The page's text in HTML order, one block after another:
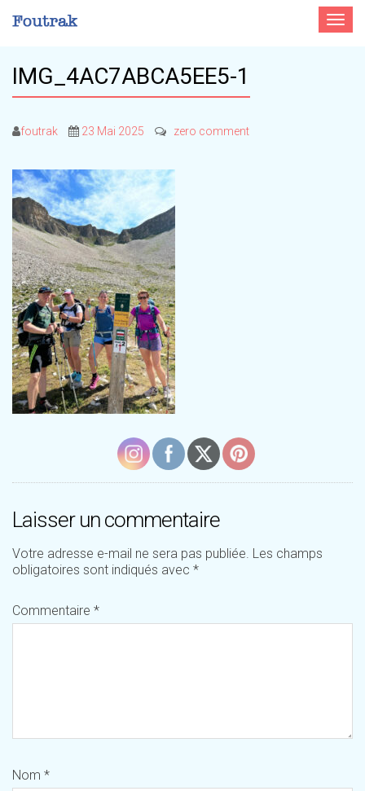
Toggle
IMG_4AC7ABCA5EE5-1
foutrak 23 Mai 2025 zero comment
Laisser un commentaire
Votre adresse e-mail ne sera pas publiée. Les champs
obligatoires sont indiqués avec *
Commentaire *
Nom *